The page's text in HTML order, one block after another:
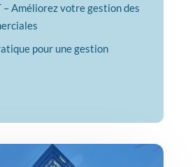
– Améliorez votre gestion des
pour une gestion